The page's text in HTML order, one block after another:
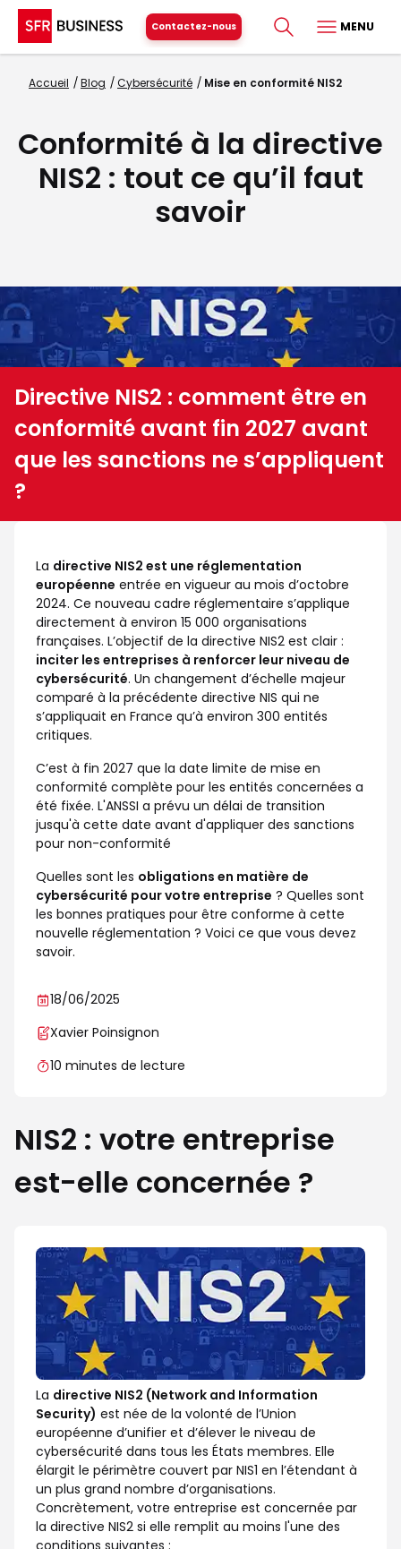
Contactez-nous MENU
Accueil Blog Cybersécurité Mise en conformité NIS2
Conformité à la directive
NIS2 : tout ce qu’il faut
savoir
Directive NIS2 : comment être en
conformité avant fin 2027 avant
que les sanctions ne s’appliquent
?
La directive NIS2 est une réglementation
européenne entrée en vigueur au mois d’octobre
2024. Ce nouveau cadre réglementaire s’applique
directement à environ 15 000 organisations
françaises. L’objectif de la directive NIS2 est clair :
inciter les entreprises à renforcer leur niveau de
cybersécurité. Un changement d’échelle majeur
comparé à la précédente directive NIS qui ne
s’appliquait en France qu’à environ 300 entités
critiques.
C’est à fin 2027 que la date limite de mise en
conformité complète pour les entités concernées a
été fixée. L'ANSSI a prévu un délai de transition
jusqu'à cette date avant d'appliquer des sanctions
pour non-conformité
Quelles sont les obligations en matière de
cybersécurité pour votre entreprise ? Quelles sont
les bonnes pratiques pour être conforme à cette
nouvelle réglementation ? Voici ce que vous devez
savoir.
18/06/2025
Xavier Poinsignon
10 minutes de lecture
NIS2 : votre entreprise
est-elle concernée ?
La directive NIS2 (Network and Information
Security) est née de la volonté de l’Union
européenne d’unifier et d’élever le niveau de
cybersécurité dans tous les États membres. Elle
élargit le périmètre couvert par NIS1 en l’étendant à
un plus grand nombre d’organisations.
Concrètement, votre entreprise est concernée par
la directive NIS2 si elle remplit au moins l'une des
conditions suivantes :